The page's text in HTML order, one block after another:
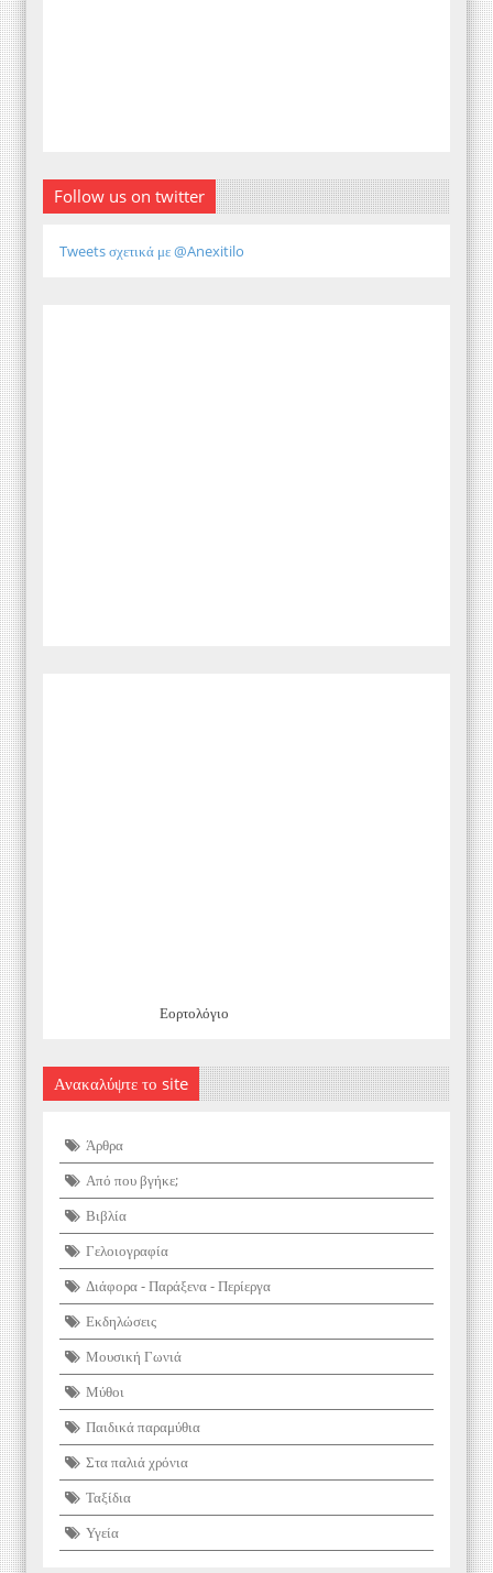
Follow us on twitter
Tweets σχετικά με @Anexitilo
Εορτολόγιο
Ανακαλύψτε το site
Άρθρα
Από που βγήκε;
Βιβλία
Γελοιογραφία
Διάφορα - Παράξενα - Περίεργα
Εκδηλώσεις
Μουσική Γωνιά
Μύθοι
Παιδικά παραμύθια
Στα παλιά χρόνια
Ταξίδια
Υγεία